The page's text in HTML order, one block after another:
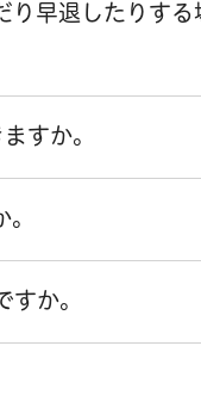
早退したりす
すか。
か。